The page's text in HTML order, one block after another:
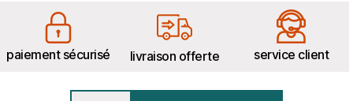
paiement sécurisé livraison offerte service client